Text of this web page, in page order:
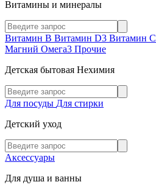
Витамины и минералы
Витамин В Витамин D3 Витамин С
Магний Омега3 Прочие
Детская бытовая Нехимия
Для посуды Для стирки
Детский уход
Аксессуары
Для душа и ванны